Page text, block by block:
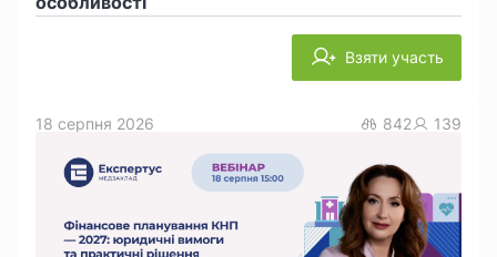
Взяти участь
18 серпня 2026 842 139